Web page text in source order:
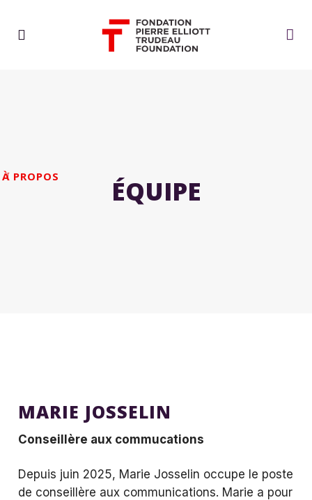
À PROPOS ÉQUIPE
MARIE JOSSELIN
Conseillère aux commucations
Depuis juin 2025, Marie Josselin occupe le poste
de conseillère aux communications. Marie a pour